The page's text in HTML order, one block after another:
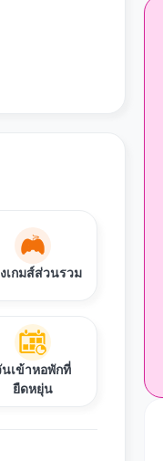
เกมส์ส่วนรวม
เข้าหอพักที่
ยืดหยุ่น